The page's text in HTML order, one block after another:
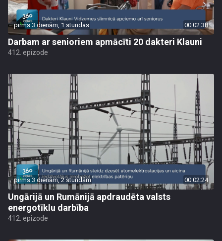
pirms 3 dienām, 1 stundas 00:02:38
Darbam ar senioriem apmācīti 20 dakteri Klauni
412. epizode
pirms 3 dienām, 2 stundām 00:02:24
Ungārijā un Rumānijā apdraudēta valsts
energotīklu darbība
412. epizode